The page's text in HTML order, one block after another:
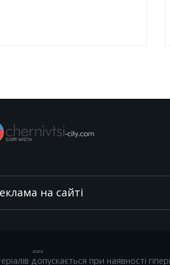
на сайті
.,.,.
допускається при наявності